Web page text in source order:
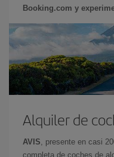
Booking.com y
Alquiler de
AVIS , presente en casi
completa de coches de